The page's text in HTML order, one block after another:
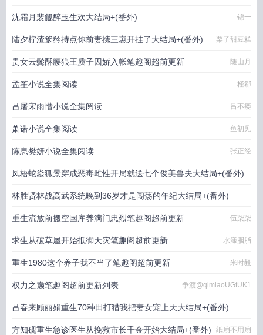
沈霜月裴觎醉玉生欢大结局+(番外) 锦一
陆夕柠渣爹矜持点你前妻携三崽开挂了大结局+(番外) 栗子甜豆糕
贵女云鬓酥腰狼王质子囚娇入帐笔趣阁超前更新 随山月
孟笙小说全集阅读 槿郗
吕屠宋雨惜小说全集阅读 吕不痿
萧诺小说全集阅读 鱼初见
陈息樊妍小说全集阅读 张正经
凤梧蛇焱狐景穿成恶毒雌性开局就送七个俊美兽夫大结局+(番外)
林胜贤林战高武系统晚到36岁才是闯荡的年纪大结局+(番外)
十指炫舞
重生流放前搬空国库养满门忠烈笔趣阁超前更新 伍柒柒
求生从破草屋开始抵御天灾笔趣阁超前更新 水漾胭脂
重生1980这个养子我不当了笔趣阁超前更新 米时毅
权力之巅笔趣阁超前更新列表 争渡@qimiaoUGtUK1
吕春来顾丽娟重生70种田打猎我把妻女宠上天大结局+(番外)
lucky爹
方知砚重生急诊医生从挽救市长千金开始大结局+(番外) 纸扇不用扇